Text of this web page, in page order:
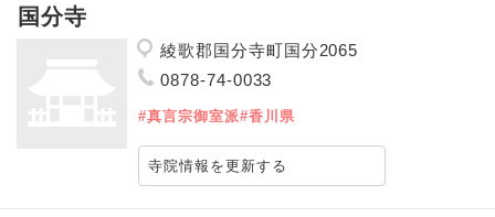
国分寺
綾歌郡国分寺町国分2065
0878-74-0033
#真言宗御室派#香川県
寺院情報を更新する